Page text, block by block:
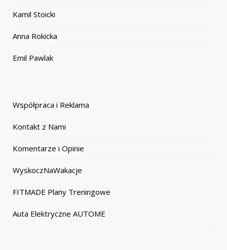
Kamil Stoicki
Anna Rokicka
Emil Pawlak
Współpraca i Reklama
Kontakt z Nami
Komentarze i Opinie
WyskoczNaWakacje
FITMADE Plany Treningowe
Auta Elektryczne AUTOME